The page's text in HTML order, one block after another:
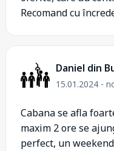
Recomand cu
Daniel din
15.01.2024 -
Cabana se afla
maxim 2 ore se
perfect, un